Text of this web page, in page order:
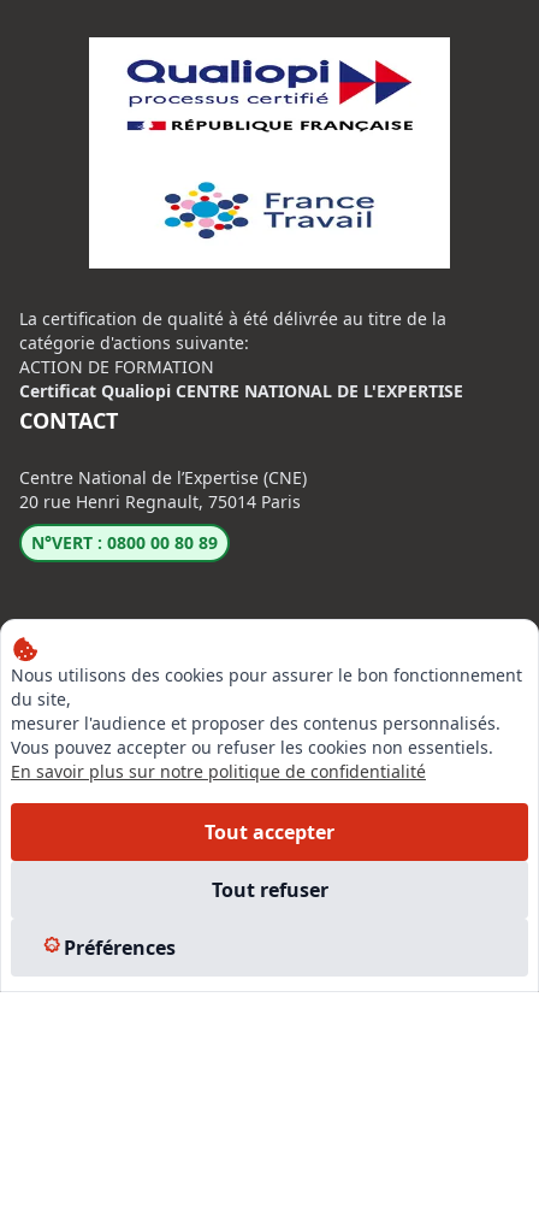
Nous utilisons des cookies pour assurer le bon fonctionnement
du site,
mesurer l'audience et proposer des contenus personnalisés.
Vous pouvez accepter ou refuser les cookies non essentiels.
En savoir plus sur notre politique de confidentialité
Tout accepter
Tout refuser
Préférences
La certification de qualité à été délivrée au titre de la
catégorie d'actions suivante:
ACTION DE FORMATION
Certificat Qualiopi CENTRE NATIONAL DE L'EXPERTISE
CONTACT
Centre National de l’Expertise (CNE)
20 rue Henri Regnault, 75014 Paris
N°VERT : 0800 00 80 89
LinkedIn
Instagram
EN SAVOIR PLUS
Formations
Nous rejoindre